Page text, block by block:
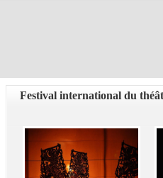
Festival international du